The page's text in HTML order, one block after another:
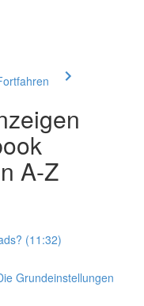
A-Z
(11:32)
Grundeinstellungen